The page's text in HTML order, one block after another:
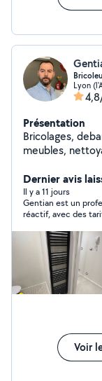
Lyon
Présentation
Bricolages,
meubles,
Dernier avis
Il y a 11 jours
Gentian est un
réactif, avec des
du détecteur de
Voir